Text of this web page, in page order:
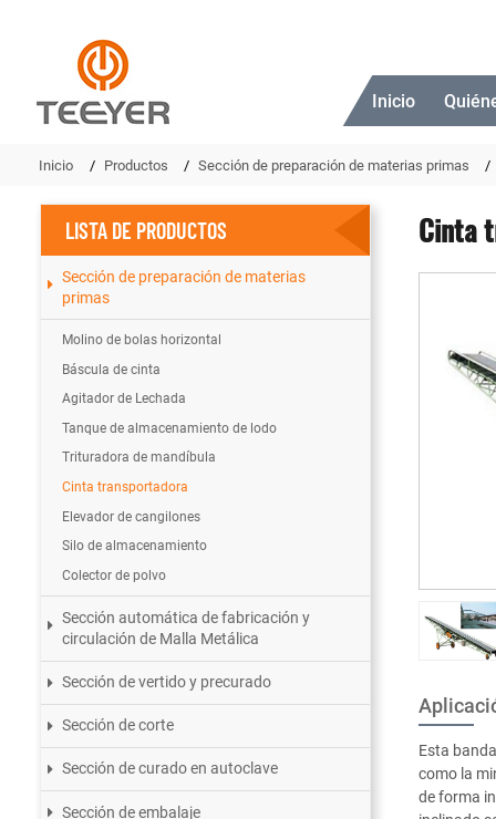
Inicio
Inicio Productos Sección de preparación de materias primas
Cinta
Esta
como la
de forma
LISTA DE PRODUCTOS
Sección de preparación de materias
primas
Molino de bolas horizontal
Báscula de cinta
Agitador de Lechada
Tanque de almacenamiento de lodo
Trituradora de mandíbula
Cinta transportadora
Elevador de cangilones
Silo de almacenamiento
Colector de polvo
Sección automática de fabricación y
circulación de Malla Metálica
Sección de vertido y precurado
Sección de corte
Sección de curado en autoclave
Sección de embalaje